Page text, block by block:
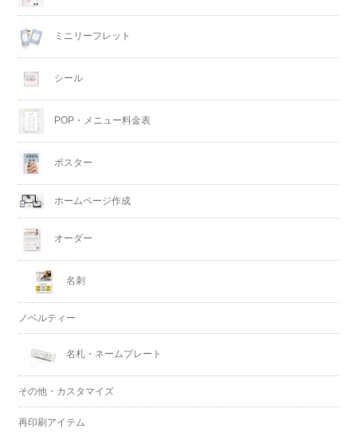
ミニリーフレット
シール
POP・メニュー料金表
ポスター
ホームページ作成
オーダー
名刺
ノベルティー
名札・ネームプレート
その他・カスタマイズ
再印刷アイテム